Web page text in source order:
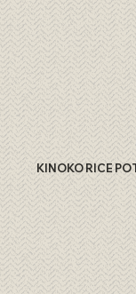
KINOKO RICE